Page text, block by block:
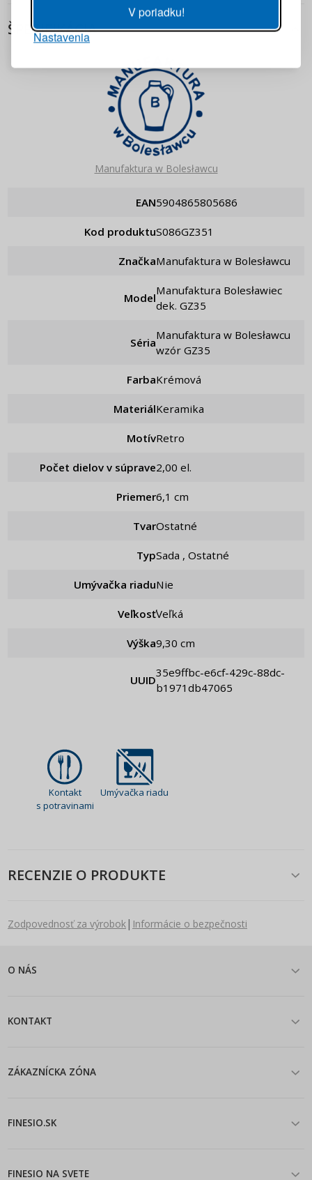
V poriadku!
Nastavenia
ŠPECIFIKÁCIA
Manufaktura w Bolesławcu
EAN 5904865805686
Kod produktu S086GZ351
Značka Manufaktura w Bolesławcu
Model
Manufaktura Bolesławiec
dek. GZ35
Séria
Manufaktura w Bolesławcu
wzór GZ35
Farba Krémová
Materiál Keramika
Motív Retro
Počet dielov v súprave 2,00 el.
Priemer 6,1 cm
Tvar Ostatné
Typ Sada , Ostatné
Umývačka riadu Nie
Veľkosť Veľká
Výška 9,30 cm
UUID
35e9ffbc-e6cf-429c-88dc-
b1971db47065
Kontakt
s potravinami
Umývačka riadu
RECENZIE O PRODUKTE
Zodpovednosť za výrobok| Informácie o bezpečnosti
O NÁS
KONTAKT
ZÁKAZNÍCKA ZÓNA
FINESIO.SK
FINESIO NA SVETE
PRIHLÁSIŤ SA
Pripomenutie hesla